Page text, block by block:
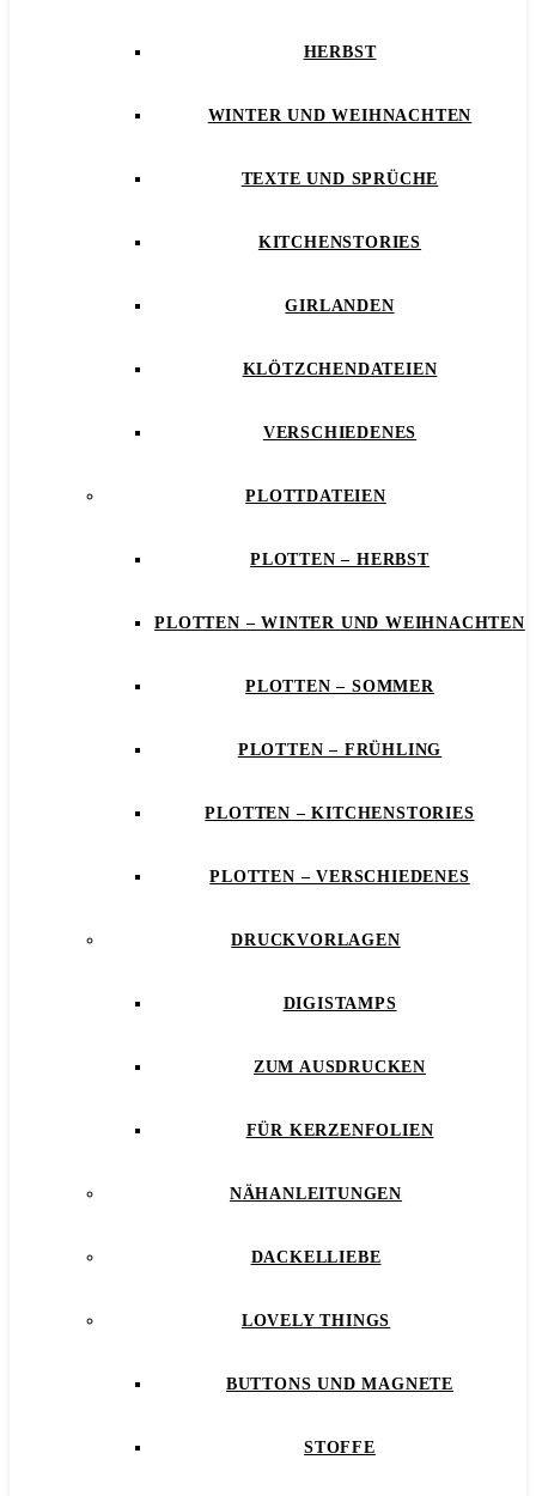
HERBST
WINTER UND WEIHNACHTEN
TEXTE UND SPRÜCHE
KITCHENSTORIES
GIRLANDEN
KLÖTZCHENDATEIEN
VERSCHIEDENES
PLOTTDATEIEN
PLOTTEN – HERBST
PLOTTEN – WINTER UND WEIHNACHTEN
PLOTTEN – SOMMER
PLOTTEN – FRÜHLING
PLOTTEN – KITCHENSTORIES
PLOTTEN – VERSCHIEDENES
DRUCKVORLAGEN
DIGISTAMPS
ZUM AUSDRUCKEN
FÜR KERZENFOLIEN
NÄHANLEITUNGEN
DACKELLIEBE
LOVELY THINGS
BUTTONS UND MAGNETE
STOFFE